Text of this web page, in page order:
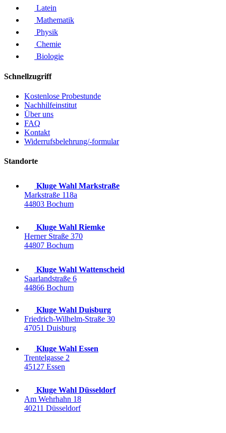
Latein
Mathematik
Physik
Chemie
Biologie
Schnellzugriff
Kostenlose Probestunde
Nachhilfeinstitut
Über uns
FAQ
Kontakt
Widerrufsbelehrung/-formular
Standorte
Kluge Wahl Markstraße
Markstraße 118a
44803 Bochum
Kluge Wahl Riemke
Herner Straße 370
44807 Bochum
Kluge Wahl Wattenscheid
Saarlandstraße 6
44866 Bochum
Kluge Wahl Duisburg
Friedrich-Wilhelm-Straße 30
47051 Duisburg
Kluge Wahl Essen
Trentelgasse 2
45127 Essen
Kluge Wahl Düsseldorf
Am Wehrhahn 18
40211 Düsseldorf